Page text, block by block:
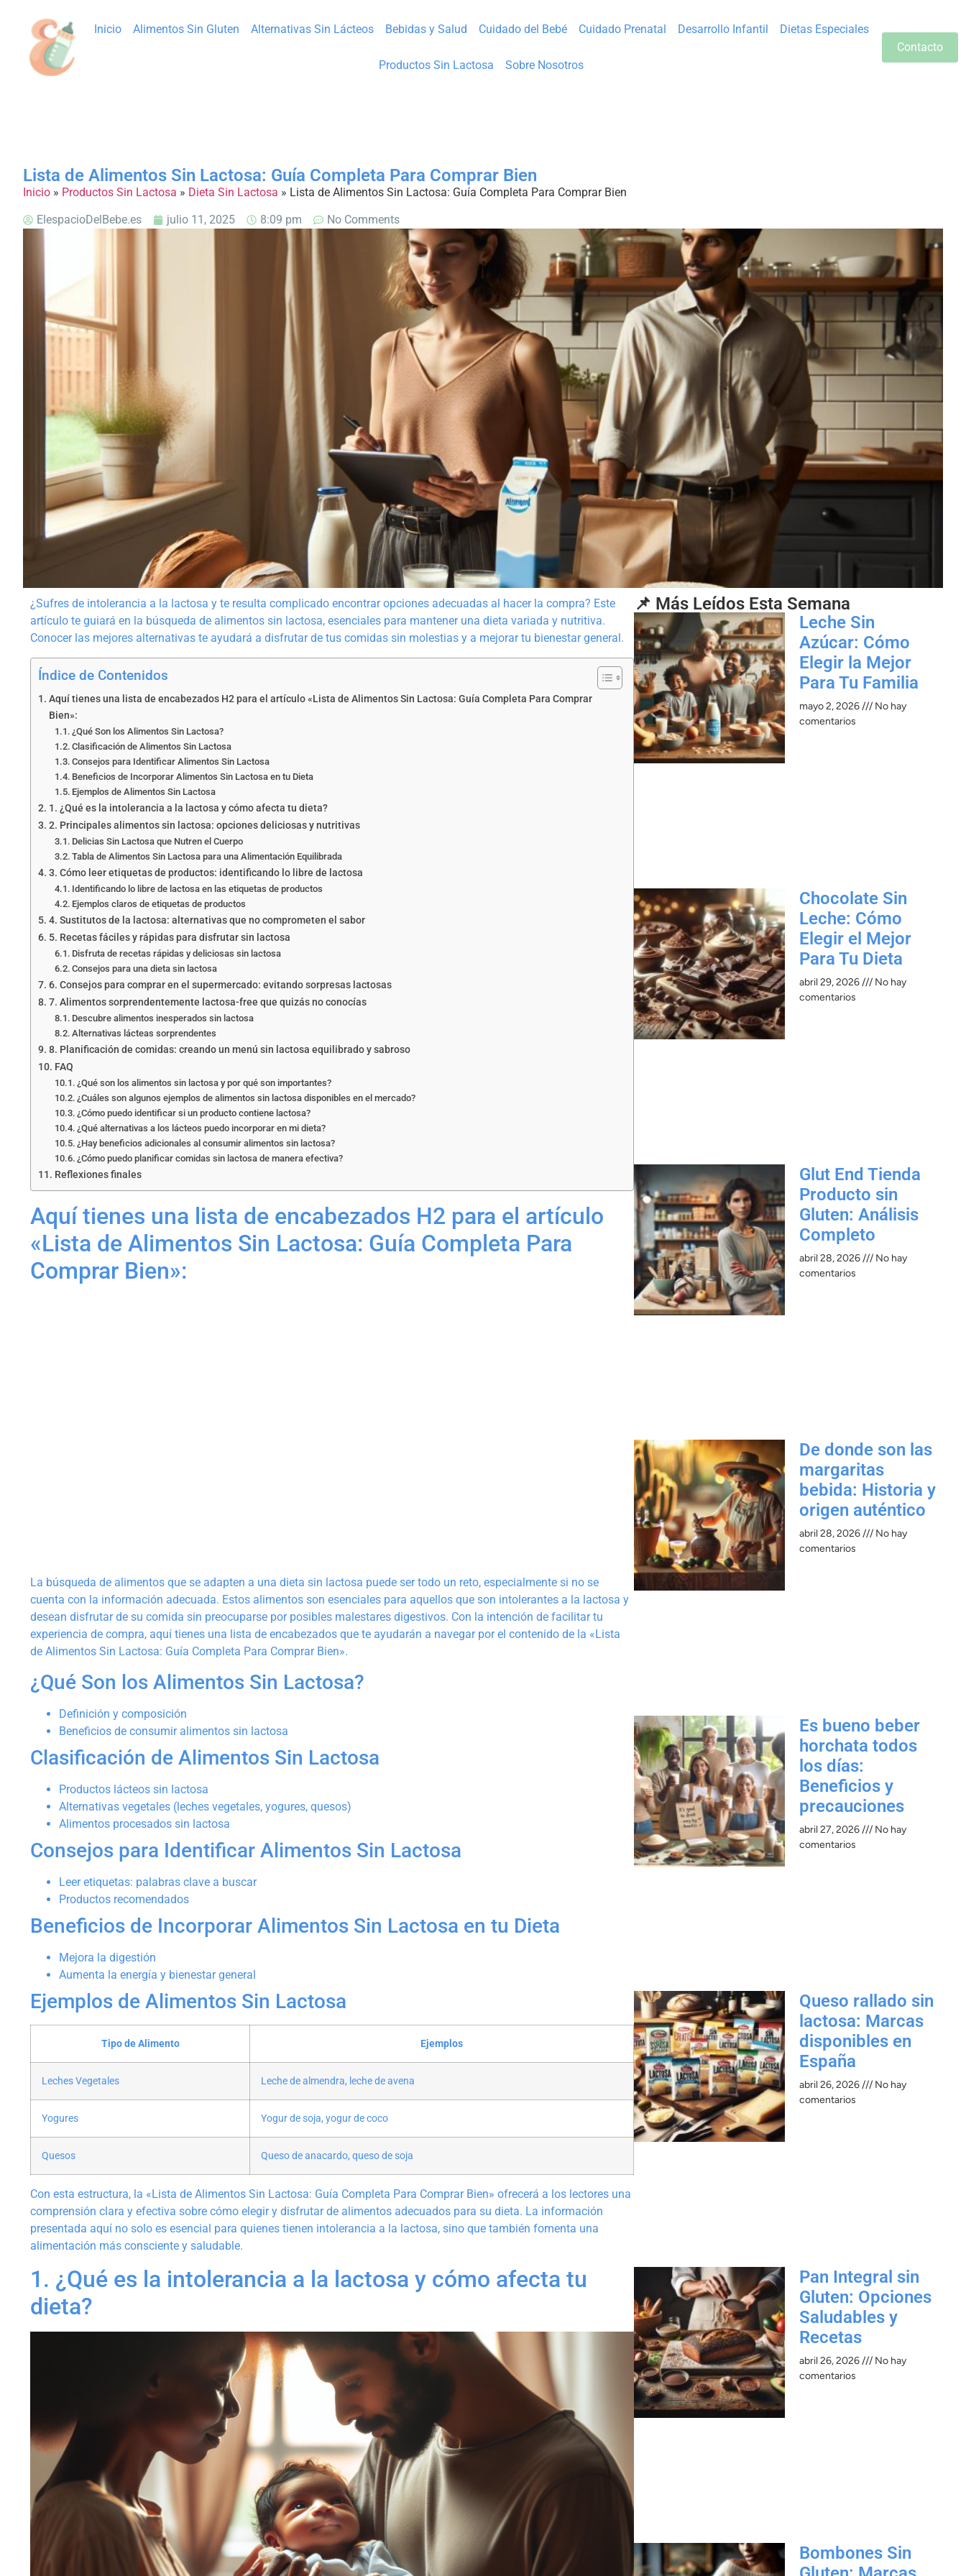
Inicio Alimentos Sin Gluten Alternativas Sin Lácteos Bebidas y Salud Cuidado del Bebé Cuidado Prenatal Desarrollo Infantil Dietas Especiales
Productos Sin Lactosa Sobre Nosotros
Contacto
Lista de Alimentos Sin Lactosa: Guía Completa Para Comprar Bien
Inicio » Productos Sin Lactosa » Dieta Sin Lactosa » Lista de Alimentos Sin Lactosa: Guía Completa Para Comprar Bien
ElespacioDelBebe.es julio 11, 2025 8:09 pm No Comments
¿Sufres de intolerancia a la lactosa y te resulta complicado encontrar opciones adecuadas al hacer la compra? Este
artículo te guiará en la búsqueda de alimentos sin lactosa, esenciales para mantener una dieta variada y nutritiva.
Conocer las mejores alternativas te ayudará a disfrutar de tus comidas sin molestias y a mejorar tu bienestar general.
Índice de Contenidos
Aquí tienes una lista de encabezados H2 para el artículo «Lista de Alimentos Sin Lactosa: Guía Completa Para Comprar
Bien»:
¿Qué Son los Alimentos Sin Lactosa?
Clasificación de Alimentos Sin Lactosa
Consejos para Identificar Alimentos Sin Lactosa
Beneficios de Incorporar Alimentos Sin Lactosa en tu Dieta
Ejemplos de Alimentos Sin Lactosa
1. ¿Qué es la intolerancia a la lactosa y cómo afecta tu dieta?
2. Principales alimentos sin lactosa: opciones deliciosas y nutritivas
Delicias Sin Lactosa que Nutren el Cuerpo
Tabla de Alimentos Sin Lactosa para una Alimentación Equilibrada
3. Cómo leer etiquetas de productos: identificando lo libre de lactosa
Identificando lo libre de lactosa en las etiquetas de productos
Ejemplos claros de etiquetas de productos
4. Sustitutos de la lactosa: alternativas que no comprometen el sabor
5. Recetas fáciles y rápidas para disfrutar sin lactosa
Disfruta de recetas rápidas y deliciosas sin lactosa
Consejos para una dieta sin lactosa
6. Consejos para comprar en el supermercado: evitando sorpresas lactosas
7. Alimentos sorprendentemente lactosa-free que quizás no conocías
Descubre alimentos inesperados sin lactosa
Alternativas lácteas sorprendentes
8. Planificación de comidas: creando un menú sin lactosa equilibrado y sabroso
FAQ
¿Qué son los alimentos sin lactosa y por qué son importantes?
¿Cuáles son algunos ejemplos de alimentos sin lactosa disponibles en el mercado?
¿Cómo puedo identificar si un producto contiene lactosa?
¿Qué alternativas a los lácteos puedo incorporar en mi dieta?
¿Hay beneficios adicionales al consumir alimentos sin lactosa?
¿Cómo puedo planificar comidas sin lactosa de manera efectiva?
Reflexiones finales
Aquí tienes una lista de encabezados H2 para el artículo
«Lista de Alimentos Sin Lactosa: Guía Completa Para
Comprar Bien»:
La búsqueda de alimentos que se adapten a una dieta sin lactosa puede ser todo un reto, especialmente si no se
cuenta con la información adecuada. Estos alimentos son esenciales para aquellos que son intolerantes a la lactosa y
desean disfrutar de su comida sin preocuparse por posibles malestares digestivos. Con la intención de facilitar tu
experiencia de compra, aquí tienes una lista de encabezados que te ayudarán a navegar por el contenido de la «Lista
de Alimentos Sin Lactosa: Guía Completa Para Comprar Bien».
¿Qué Son los Alimentos Sin Lactosa?
Definición y composición
Beneficios de consumir alimentos sin lactosa
Clasificación de Alimentos Sin Lactosa
Productos lácteos sin lactosa
Alternativas vegetales (leches vegetales, yogures, quesos)
Alimentos procesados sin lactosa
Consejos para Identificar Alimentos Sin Lactosa
Leer etiquetas: palabras clave a buscar
Productos recomendados
Beneficios de Incorporar Alimentos Sin Lactosa en tu Dieta
Mejora la digestión
Aumenta la energía y bienestar general
Ejemplos de Alimentos Sin Lactosa
Tipo de Alimento Ejemplos
Leches Vegetales Leche de almendra, leche de avena
Yogures Yogur de soja, yogur de coco
Quesos Queso de anacardo, queso de soja
Con esta estructura, la «Lista de Alimentos Sin Lactosa: Guía Completa Para Comprar Bien» ofrecerá a los lectores una
comprensión clara y efectiva sobre cómo elegir y disfrutar de alimentos adecuados para su dieta. La información
presentada aquí no solo es esencial para quienes tienen intolerancia a la lactosa, sino que también fomenta una
alimentación más consciente y saludable.
1. ¿Qué es la intolerancia a la lactosa y cómo afecta tu
dieta?
📌 Más Leídos Esta Semana
Leche Sin
Azúcar: Cómo
Elegir la Mejor
Para Tu Familia
mayo 2, 2026
No hay
comentarios
Chocolate Sin
Leche: Cómo
Elegir el Mejor
Para Tu Dieta
abril 29, 2026
No hay
comentarios
Glut End Tienda
Producto sin
Gluten: Análisis
Completo
abril 28, 2026
No hay
comentarios
De donde son las
margaritas
bebida: Historia y
origen auténtico
abril 28, 2026
No hay
comentarios
Es bueno beber
horchata todos
los días:
Beneficios y
precauciones​
abril 27, 2026
No hay
comentarios
Queso rallado sin
lactosa: Marcas
disponibles en
España
abril 26, 2026
No hay
comentarios
Pan Integral sin
Gluten: Opciones
Saludables y
Recetas
abril 26, 2026
No hay
comentarios
Bombones Sin